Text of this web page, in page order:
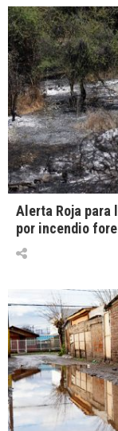
Alerta Roja para
por incendio